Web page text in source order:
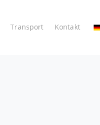
Transport Kontakt